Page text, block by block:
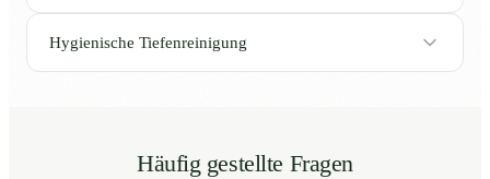
Hygienische Tiefenreinigung
Häufig gestellte Fragen